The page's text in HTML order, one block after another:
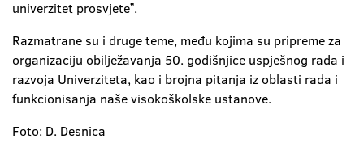
univerzitet prosvjeteˮ.
Razmatrane su i druge teme, među kojima su pripreme za
organizaciju obilježavanja 50. godišnjice uspješnog rada i
razvoja Univerziteta, kao i brojna pitanja iz oblasti rada i
funkcionisanja naše visokoškolske ustanove.
Foto: D. Desnica